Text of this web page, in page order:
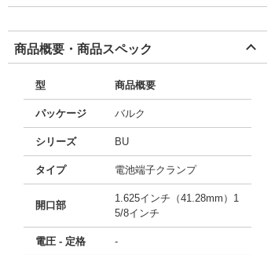
商品概要・商品スペック
型 商品概要
パッケージ バルク
シリーズ BU
タイプ 電池端子クランプ
開口部
1.625インチ（41.28mm）1
5/8インチ
電圧 - 定格 -